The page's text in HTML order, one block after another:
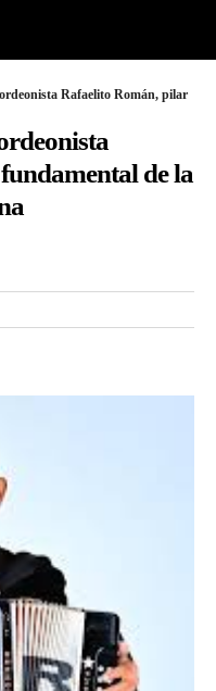
Rafaelito Román, pilar
de la